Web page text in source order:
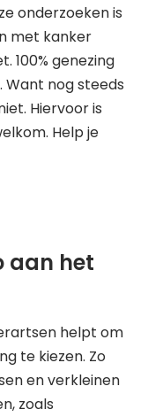
onderzoeken is
met kanker
100% genezing
Want nog steeds
Hiervoor is
Help je
aan het
helpt om
te kiezen. Zo
en verkleinen
zoals